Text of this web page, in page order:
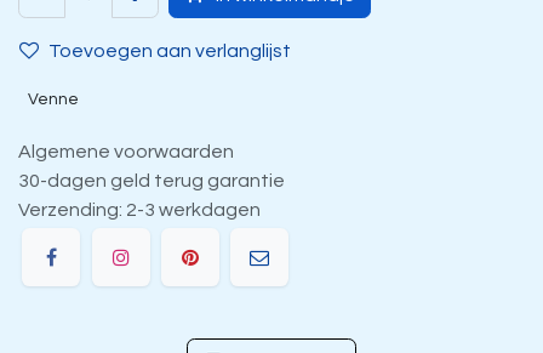
Toevoegen aan verlanglijst
Venne
Algemene voorwaarden
30-dagen geld terug garantie
Verzending: 2-3 werkdagen